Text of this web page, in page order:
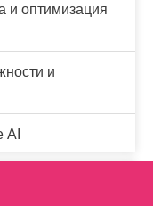
и оптимизация
и
AI